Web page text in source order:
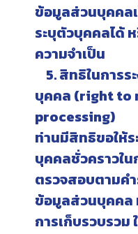
ข้อมูลส่วนบุคคล
ระบุตัวบุคคลได้
ความจำเป็น
5. สิทธิในการ
บุคคล (right
processing)
ท่านมีสิทธิขอให้
บุคคลชั่วคราวใ
ตรวจสอบตามค
ข้อมูลส่วนบุคคล
การเก็บรวบรวม